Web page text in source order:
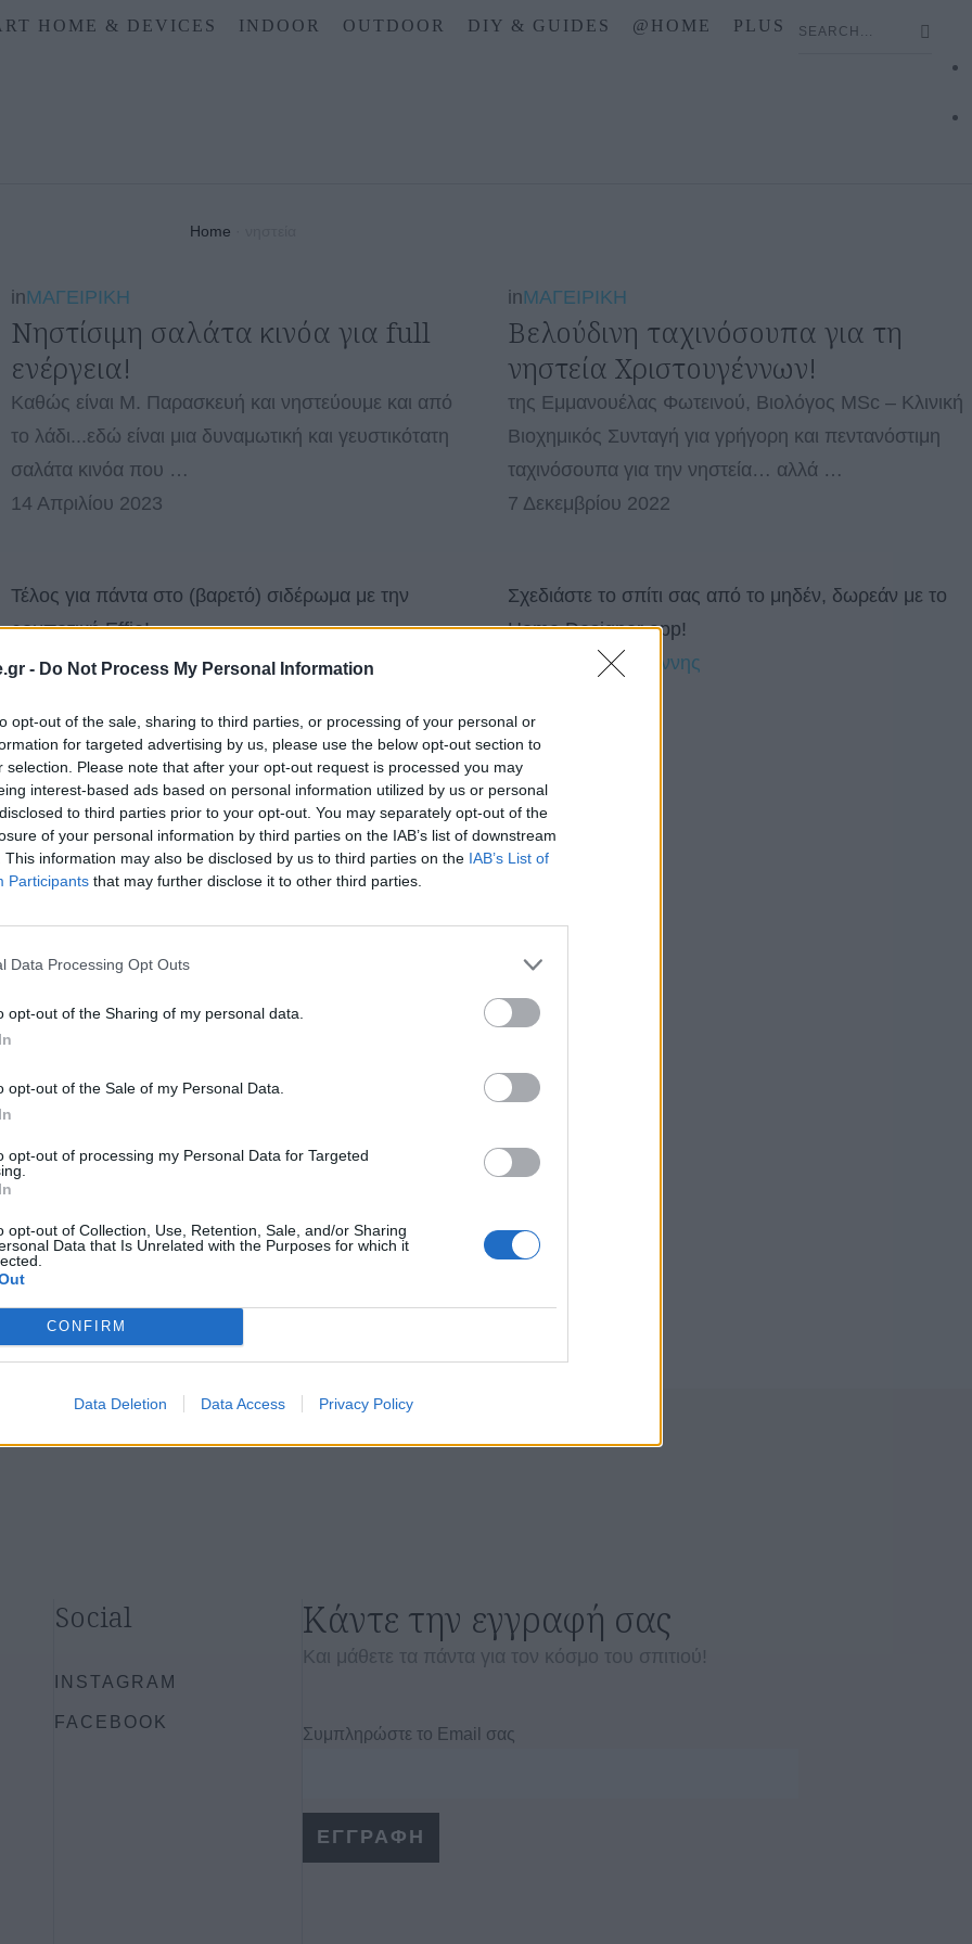
- Do Not Process My Personal Information
opt-out of the sale, sharing to third parties, or processing of your personal or
for targeted advertising by us, please use the below opt-out section to
selection. Please note that after your opt-out request is processed you may
interest-based ads based on personal information utilized by us or personal
to third parties prior to your opt-out. You may separately opt-out of the
of your personal information by third parties on the IAB’s list of downstream
This information may also be disclosed by us to third parties on the IAB’s List of
Participants that may further disclose it to other third parties.
Data Processing Opt Outs
opt-out of the Sharing of my personal data.
opt-out of the Sale of my Personal Data.
opt-out of processing my Personal Data for Targeted
opt-out of Collection, Use, Retention, Sale, and/or Sharing
Data that Is Unrelated with the Purposes for which it
CONFIRM
Data Deletion Data Access Privacy Policy
HOME & DEVICES INDOOR OUTDOOR DIY & GUIDES @HOME PLUS
Home
inΜΑΓΕΙΡΙΚΗ
Νηστίσιμη σαλάτα κινόα για full
ενέργεια!
Καθώς είναι Μ. Παρασκευή και νηστεύουμε και από
το λάδι...εδώ είναι μια δυναμωτική και γευστικότατη
σαλάτα κινόα που …
14 Απριλίου 2023
inΜΑΓΕΙΡΙΚΗ
Βελούδινη ταχινόσουπα για τη
νηστεία Χριστουγέννων!
της Εμμανουέλας Φωτεινού, Βιολόγος MSc – Κλινική
Βιοχημικός Συνταγή για γρήγορη και πεντανόστιμη
ταχινόσουπα για την νηστεία… αλλά …
7 Δεκεμβρίου 2022
Τέλος για πάντα στο (βαρετό) σιδέρωμα με την
ρομποτική Effie!
by
Πέτρος Κυπραίος
Σχεδιάστε το σπίτι σας από το μηδέν, δωρεάν με το
Home Designer app!
Δημήτρης Σκιάννης
Social
INSTAGRAM
FACEBOOK
Κάντε την εγγραφή σας
Και μάθετε τα πάντα για τον κόσμο του σπιτιού!
Συμπληρώστε το Email σας